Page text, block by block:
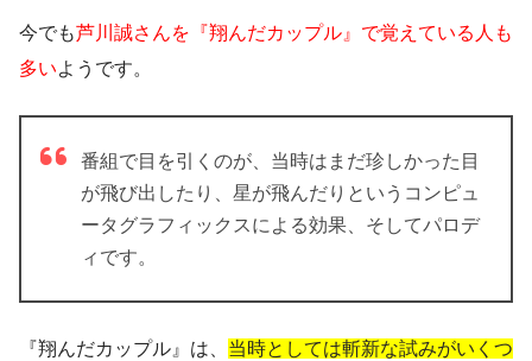
今でも芦川誠さんを『翔んだカップル』で覚えている人も
多いようです。
番組で目を引くのが、当時はまだ珍しかった目
が飛び出したり、星が飛んだりというコンピュ
ータグラフィックスによる効果、そしてパロデ
ィです。
『翔んだカップル』は、 当時としては斬新な試みがいくつ